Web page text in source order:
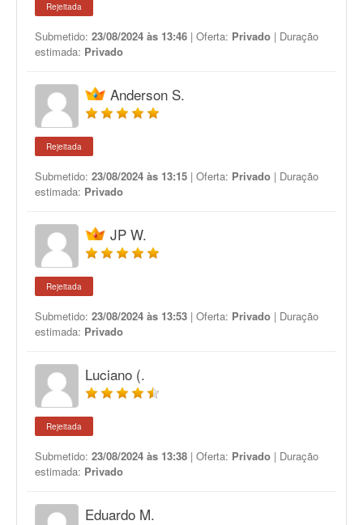
Rejeitada
Submetido: 23/08/2024 às 13:46 | Oferta: Privado | Duração
estimada: Privado
Anderson S.
Rejeitada
Submetido: 23/08/2024 às 13:15 | Oferta: Privado | Duração
estimada: Privado
JP W.
Rejeitada
Submetido: 23/08/2024 às 13:53 | Oferta: Privado | Duração
estimada: Privado
Luciano (.
Rejeitada
Submetido: 23/08/2024 às 13:38 | Oferta: Privado | Duração
estimada: Privado
Eduardo M.